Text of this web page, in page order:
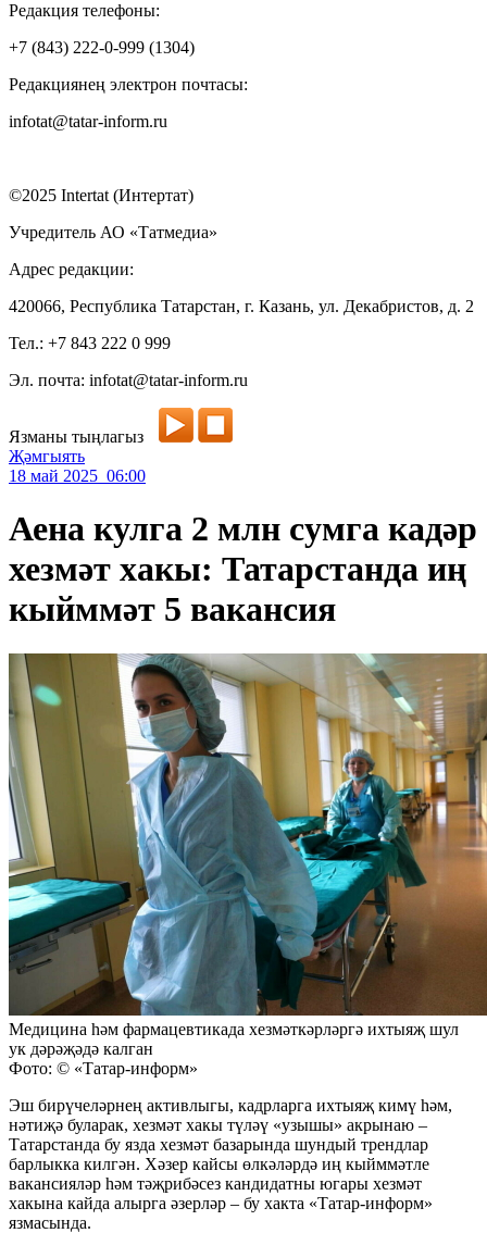
Редакция телефоны:
+7 (843) 222-0-999 (1304)
Редакциянең электрон почтасы:
infotat@tatar-inform.ru
©2025 Intertat (Интертат)
Учредитель АО «Татмедиа»
Адрес редакции:
420066, Республика Татарстан, г. Казань, ул. Декабристов, д. 2
Тел.: +7 843 222 0 999
Эл. почта: infotat@tatar-inform.ru
Язманы тыңлагыз
Җәмгыять
18 май 2025 06:00
Аена кулга 2 млн сумга кадәр
хезмәт хакы: Татарстанда иң
кыйммәт 5 вакансия
Медицина һәм фармацевтикада хезмәткәрләргә ихтыяҗ шул
ук дәрәҗәдә калган
Фото: © «Татар-информ»
Эш бирүчеләрнең активлыгы, кадрларга ихтыяҗ кимү һәм,
нәтиҗә буларак, хезмәт хакы түләү «узышы» акрынаю –
Татарстанда бу язда хезмәт базарында шундый трендлар
барлыкка килгән. Хәзер кайсы өлкәләрдә иң кыйммәтле
вакансияләр һәм тәҗрибәсез кандидатны югары хезмәт
хакына кайда алырга әзерләр – бу хакта «Татар-информ»
язмасында.